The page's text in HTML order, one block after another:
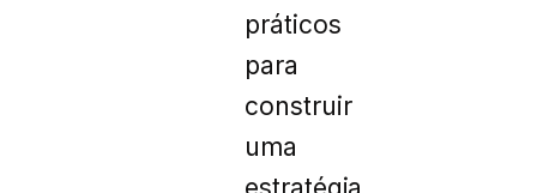
práticos
para
construir
uma